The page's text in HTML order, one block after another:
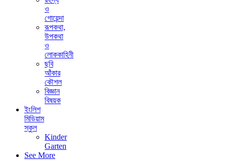
ও
গোয়েন্দা
রূপকথা,
উপকথা
ও
লোককাহিনী
ছবি
আঁকার
কৌশল
বিজ্ঞান
বিষয়ক
ইংলিশ
মিডিয়াম
স্কুল
Kinder
Garten
See More